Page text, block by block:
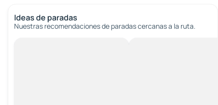
Ideas de paradas
Nuestras recomendaciones de paradas cercanas a la ruta.